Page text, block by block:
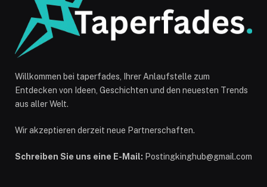
Willkommen bei taperfades, Ihrer Anlaufstelle zum
Entdecken von Ideen, Geschichten und den neuesten Trends
aus aller Welt.
Wir akzeptieren derzeit neue Partnerschaften.
Schreiben Sie uns eine E-Mail: Postingkinghub@gmail.com